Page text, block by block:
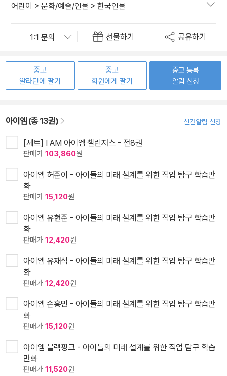
어린이 > 문화/예술/인물 > 한국인물
선물하기 공유하기
중고
알라딘에 팔기
중고
회원에게 팔기
중고 등록
알림 신청
아이엠 (총 13권) 신간알림 신청
[세트] I AM 아이엠 챌린저스 - 전8권
판매가 103,860원
아이엠 허준이 - 아이들의 미래 설계를 위한 직업 탐구 학습만
화
판매가 15,120원
아이엠 유현준 - 아이들의 미래 설계를 위한 직업 탐구 학습만
화
판매가 12,420원
아이엠 유재석 - 아이들의 미래 설계를 위한 직업 탐구 학습만
화
판매가 12,420원
아이엠 손흥민 - 아이들의 미래 설계를 위한 직업 탐구 학습만
화
판매가 15,120원
아이엠 블랙핑크 - 아이들의 미래 설계를 위한 직업 탐구 학습
만화
판매가 11,520원